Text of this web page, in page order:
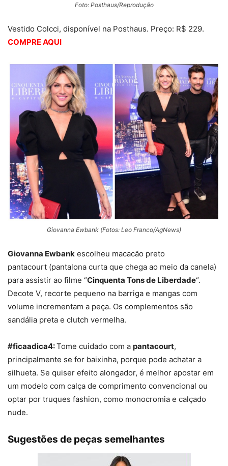
Foto: Posthaus/Reprodução
Vestido Colcci, disponível na Posthaus. Preço: R$ 229.
COMPRE AQUI
Giovanna Ewbank (Fotos: Leo Franco/AgNews)
Giovanna Ewbank escolheu macacão preto
pantacourt (pantalona curta que chega ao meio da canela)
para assistir ao filme “Cinquenta Tons de Liberdade“.
Decote V, recorte pequeno na barriga e mangas com
volume incrementam a peça. Os complementos são
sandália preta e clutch vermelha.
#ficaadica4:Tome cuidado com a pantacourt,
principalmente se for baixinha, porque pode achatar a
silhueta. Se quiser efeito alongador, é melhor apostar em
um modelo com calça de comprimento convencional ou
optar por truques fashion, como monocromia e calçado
nude.
Sugestões de peças semelhantes